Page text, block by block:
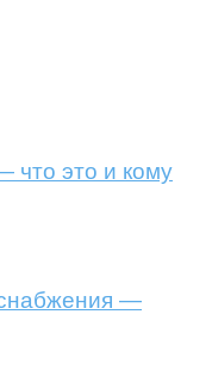
что это и кому
—